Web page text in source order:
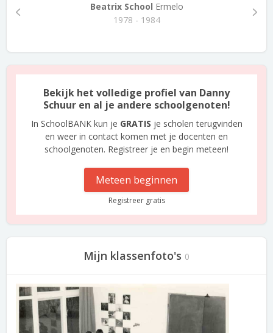
Beatrix School Ermelo
1978 - 1984
Bekijk het volledige profiel van Danny
Schuur en al je andere schoolgenoten!
In SchoolBANK kun je GRATIS je scholen terugvinden
en weer in contact komen met je docenten en
schoolgenoten. Registreer je en begin meteen!
Meteen beginnen
Registreer gratis
Mijn klassenfoto's 0